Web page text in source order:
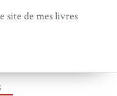
site de mes livres